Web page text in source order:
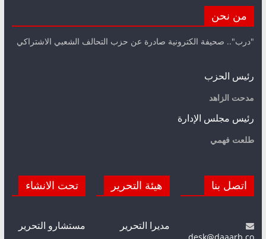
من نحن
"درب".. صحيفة الكترونية صادرة عن حزب التحالف الشعبي الاشتراكي
رئيس الحزب
مدحت الزاهد
رئيس مجلس الإدارة
طلعت فهمي
اتصل بنا هيئة التحرير
مديرا التحرير
تحت الانشاء
مستشارو التحرير